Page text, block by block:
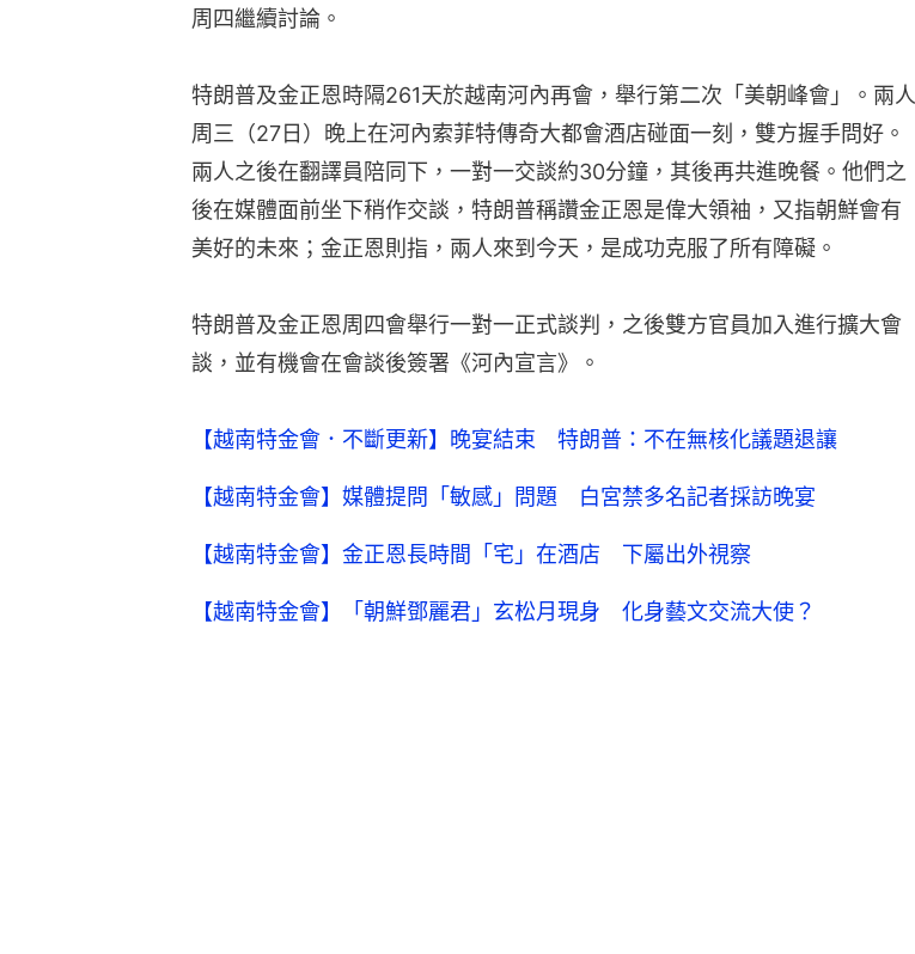
周四繼續討論。
特朗普及金正恩時隔261天於越南河內再會，舉行第二次「美朝峰會」。兩人
周三（27日）晚上在河內索菲特傳奇大都會酒店碰面一刻，雙方握手問好。
兩人之後在翻譯員陪同下，一對一交談約30分鐘，其後再共進晚餐。他們之
後在媒體面前坐下稍作交談，特朗普稱讚金正恩是偉大領袖，又指朝鮮會有
美好的未來；金正恩則指，兩人來到今天，是成功克服了所有障礙。
特朗普及金正恩周四會舉行一對一正式談判，之後雙方官員加入進行擴大會
談，並有機會在會談後簽署《河內宣言》。
【越南特金會．不斷更新】晚宴結束 特朗普：不在無核化議題退讓
【越南特金會】媒體提問「敏感」問題 白宮禁多名記者採訪晚宴
【越南特金會】金正恩長時間「宅」在酒店 下屬出外視察
【越南特金會】「朝鮮鄧麗君」玄松月現身 化身藝文交流大使？